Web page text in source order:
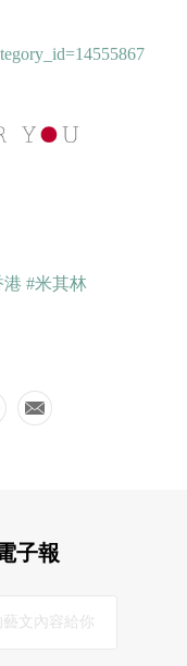
港 #米其林
子報